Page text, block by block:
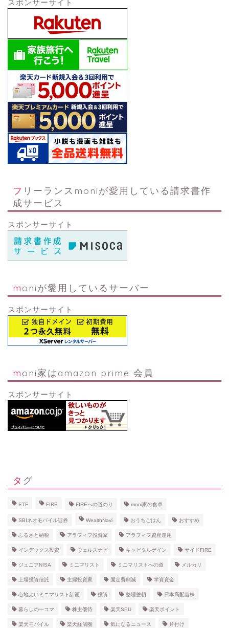
スポンサーサイト
フリーランスmoniが愛用している請求書作
成サービス
スポンサーサイト
moniが愛用しているサーバー
スポンサーサイト
moni家はamazon prime 会員
スポンサーサイト
タグ
ETF FIRE FIREへの道のり moni家の食卓
SBIネオモバイル証券 WealthNavi おうちごはん おすすめ
ふるさと納税 アラフィフ投資家 アラフィフ資産運用
インデックス投資 ウェルスナビ キャピタルゲイン サイドFIRE
ジュニアNISA ミニマリスト ミニマリストへの道 メルカリ
上場投資信託 主婦投資家 固定費削減 学資資金
心地よいミニマリスト計画 投資 整理整頓 日本高配当株
暮らしの一コマ 株主優待 楽天SPU 楽天ポイント
楽天モバイル 楽天経済圏 気になるニュース 片付け